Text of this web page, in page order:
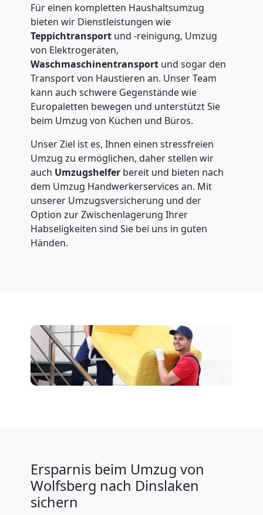
Für einen kompletten Haushaltsumzug
bieten wir Dienstleistungen wie
Teppichtransport und -reinigung, Umzug
von Elektrogeräten,
Waschmaschinentransport und sogar den
Transport von Haustieren an. Unser Team
kann auch schwere Gegenstände wie
Europaletten bewegen und unterstützt Sie
beim Umzug von Küchen und Büros.
Unser Ziel ist es, Ihnen einen stressfreien
Umzug zu ermöglichen, daher stellen wir
auch Umzugshelfer bereit und bieten nach
dem Umzug Handwerkerservices an. Mit
unserer Umzugsversicherung und der
Option zur Zwischenlagerung Ihrer
Habseligkeiten sind Sie bei uns in guten
Händen.
Ersparnis beim Umzug von
Wolfsberg nach Dinslaken
sichern